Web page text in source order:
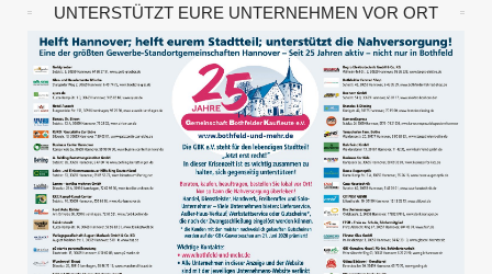
UNTERSTÜTZT EURE UNTERNEHMEN VOR ORT